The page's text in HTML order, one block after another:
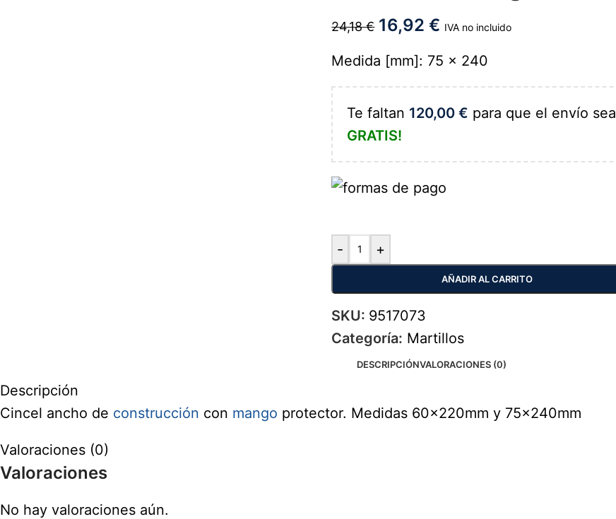
24,18€ 16,92€ IVA no incluido
Medida [mm]: 75 x 240
Te faltan 120,00€ para que el envío sea
GRATIS!
- +
AÑADIR AL CARRITO
SKU: 9517073
Categoría: Martillos
DESCRIPCIÓNVALORACIONES (0)
Descripción
Cincel ancho de construcción con mango protector. Medidas 60x220mm y 75x240mm
Valoraciones (0)
Valoraciones
No hay valoraciones aún.